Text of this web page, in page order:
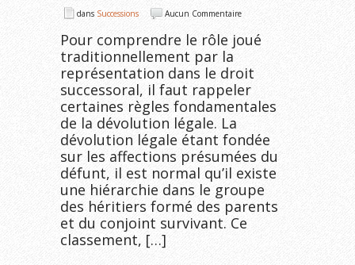
dans Successions Aucun Commentaire
Pour comprendre le rôle joué
traditionnellement par la
représentation dans le droit
successoral, il faut rappeler
certaines règles fondamentales
de la dévolution légale. La
dévolution légale étant fondée
sur les affections présumées du
défunt, il est normal qu’il existe
une hiérarchie dans le groupe
des héritiers formé des parents
et du conjoint survivant. Ce
classement, […]